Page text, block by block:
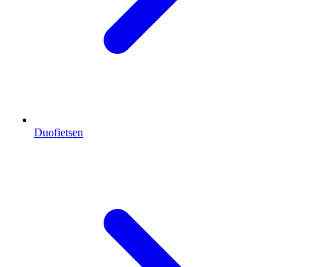
Duofietsen